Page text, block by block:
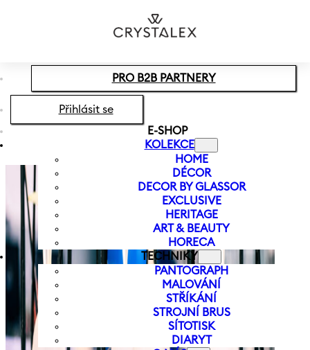
Přeskočit na zápatí
PRO B2B PARTNERY
Přihlásit se
E-SHOP
KOLEKCE
HOME
DÉCOR
DECOR BY GLASSOR
EXCLUSIVE
HERITAGE
ART & BEAUTY
HORECA
TECHNIKY
PANTOGRAPH
MALOVÁNÍ
STŘÍKÁNÍ
STROJNÍ BRUS
SÍTOTISK
DIARYT